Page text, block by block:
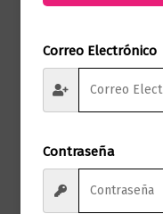
Autoayuda
No sé cómo
$75.000,00
Añadir al carrito
Correo Electrónico
Contraseña